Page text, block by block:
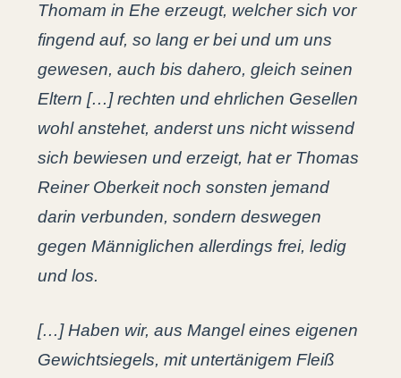
Thomam in Ehe erzeugt, welcher sich vor
fingend auf, so lang er bei und um uns
gewesen, auch bis dahero, gleich seinen
Eltern […] rechten und ehrlichen Gesellen
wohl anstehet, anderst uns nicht wissend
sich bewiesen und erzeigt, hat er Thomas
Reiner Oberkeit noch sonsten jemand
darin verbunden, sondern deswegen
gegen Männiglichen allerdings frei, ledig
und los.
[…] Haben wir, aus Mangel eines eigenen
Gewichtsiegels, mit untertänigem Fleiß